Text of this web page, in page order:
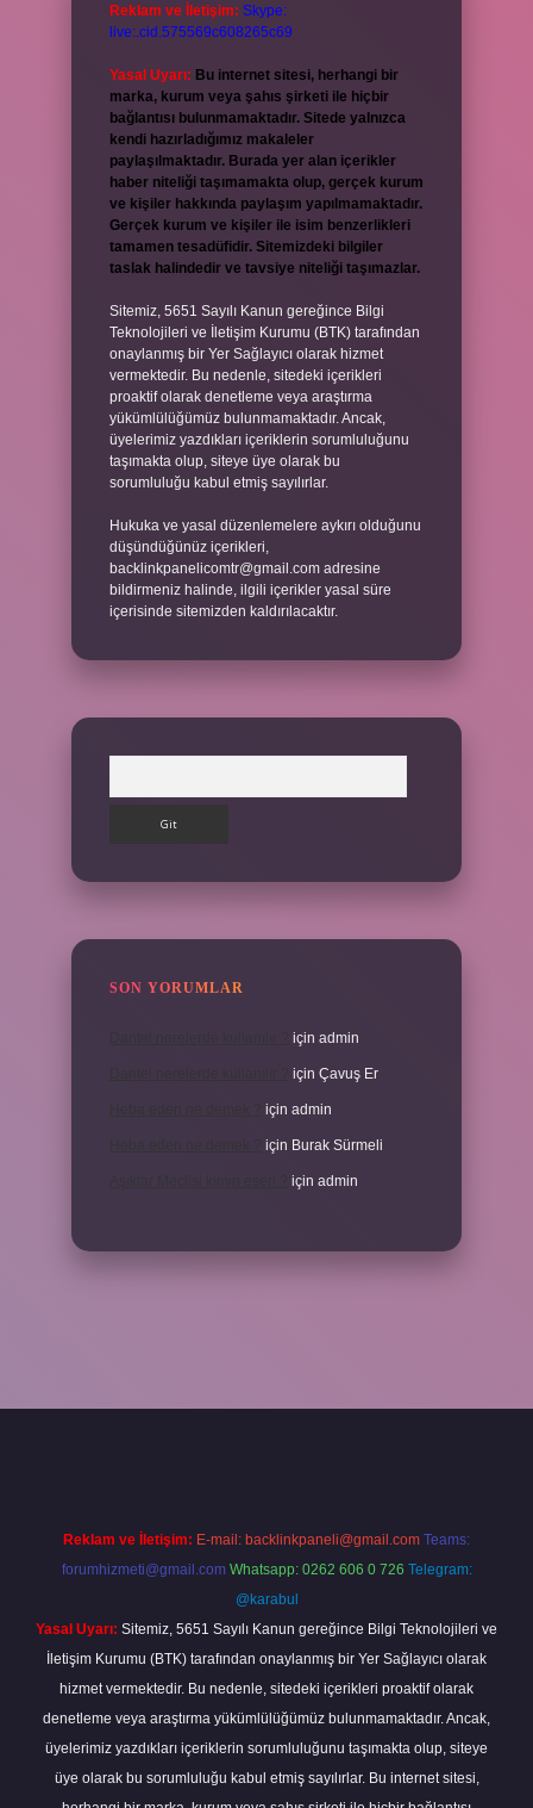
Reklam ve İletişim: Skype:
live:.cid.575569c608265c69
Yasal Uyarı: Bu internet sitesi, herhangi bir
marka, kurum veya şahıs şirketi ile hiçbir
bağlantısı bulunmamaktadır. Sitede yalnızca
kendi hazırladığımız makaleler
paylaşılmaktadır. Burada yer alan içerikler
haber niteliği taşımamakta olup, gerçek kurum
ve kişiler hakkında paylaşım yapılmamaktadır.
Gerçek kurum ve kişiler ile isim benzerlikleri
tamamen tesadüfidir. Sitemizdeki bilgiler
taslak halindedir ve tavsiye niteliği taşımazlar.
Sitemiz, 5651 Sayılı Kanun gereğince Bilgi
Teknolojileri ve İletişim Kurumu (BTK) tarafından
onaylanmış bir Yer Sağlayıcı olarak hizmet
vermektedir. Bu nedenle, sitedeki içerikleri
proaktif olarak denetleme veya araştırma
yükümlülüğümüz bulunmamaktadır. Ancak,
üyelerimiz yazdıkları içeriklerin sorumluluğunu
taşımakta olup, siteye üye olarak bu
sorumluluğu kabul etmiş sayılırlar.
Hukuka ve yasal düzenlemelere aykırı olduğunu
düşündüğünüz içerikleri,
backlinkpanelicomtr@gmail.com adresine
bildirmeniz halinde, ilgili içerikler yasal süre
içerisinde sitemizden kaldırılacaktır.
SON YORUMLAR
için admin
için Çavuş Er
için admin
için Burak Sürmeli
için admin
Reklam ve İletişim: E-mail: backlinkpaneli@gmail.com Teams:
forumhizmeti@gmail.com Whatsapp: 0262 606 0 726 Telegram:
@karabul
Yasal Uyarı: Sitemiz, 5651 Sayılı Kanun gereğince Bilgi Teknolojileri ve
İletişim Kurumu (BTK) tarafından onaylanmış bir Yer Sağlayıcı olarak
hizmet vermektedir. Bu nedenle, sitedeki içerikleri proaktif olarak
denetleme veya araştırma yükümlülüğümüz bulunmamaktadır. Ancak,
üyelerimiz yazdıkları içeriklerin sorumluluğunu taşımakta olup, siteye
üye olarak bu sorumluluğu kabul etmiş sayılırlar. Bu internet sitesi,